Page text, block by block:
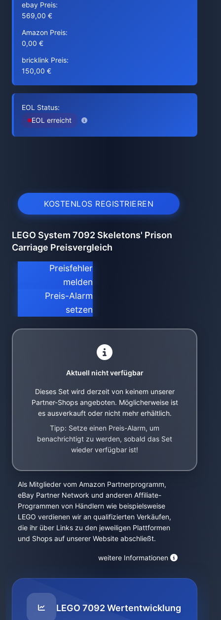
ebay Preis:
569,00 €
Amazon Preis:
0,00 €
bricklink Preis:
150,00 €
EOL Status:
EOL erreicht
KOSTENLOS REGISTRIEREN
LEGO System 7092 Skeletons' Prison
Carriage Preisvergleich
Preisfehler
melden
Preis-Alarm
setzen
Aktuell nicht verfügbar
Dieses Set wird derzeit von keinem unserer
Partner-Shops angeboten. Möglicherweise ist
es ausverkauft oder nicht mehr erhältlich.
Tipp: Setze einen Preis-Alarm, um
benachrichtigt zu werden, sobald das Set
wieder verfügbar ist!
Als Mitglieder vom Amazon Partnerprogramm,
eBay Partner Network und anderen Affiliate-
Programmen von Händlern wie beispielsweise
LEGO verdienen wir an qualifizierten Verkäufen,
die ihr über Links zu den jeweiligen Plattformen
und Shops auf unserer Website abschließt.
weitere Informationen
LEGO 7092 Wertentwicklung